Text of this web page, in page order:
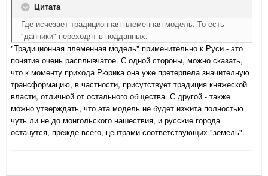
Цитата
Где исчезает традиционная племенная модель. То есть
"данники" переходят в подданных.
"Традиционная племенная модель" применительно к Руси - это
понятие очень расплывчатое. С одной стороны, можно сказать,
что к моменту прихода Рюрика она уже претерпела значителную
трансформацию, в частности, присутствует традиция княжеской
власти, отличной от остального общества. С другой - также
можно утверждать, что эта модель не будет изжита полностью
чуть ли не до монгольского нашествия, и русские города
останутся, прежде всего, центрами соответствующих "земель".